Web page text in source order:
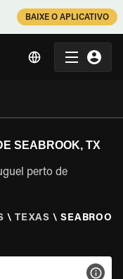
BAIXE O APLICATIVO
SEABROOK, TX
perto de
\ TEXAS \
VER